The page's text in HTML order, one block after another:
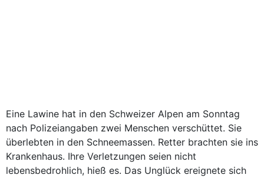
Eine Lawine hat in den Schweizer Alpen am Sonntag
nach Polizeiangaben zwei Menschen verschüttet. Sie
überlebten in den Schneemassen. Retter brachten sie ins
Krankenhaus. Ihre Verletzungen seien nicht
lebensbedrohlich, hieß es. Das Unglück ereignete sich